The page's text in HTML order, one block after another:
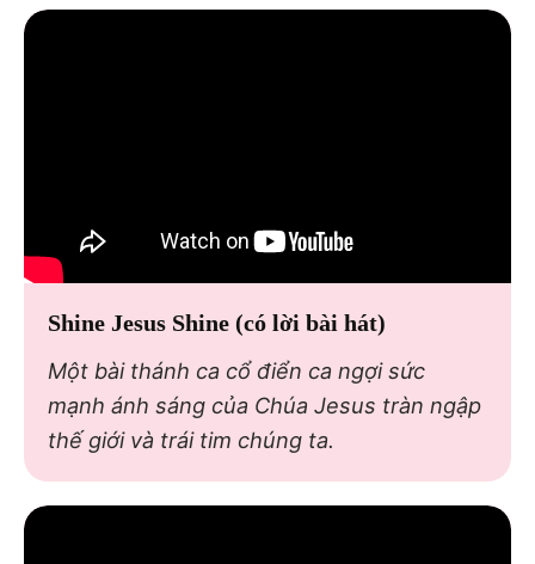
Shine Jesus Shine (có lời bài hát)
Một bài thánh ca cổ điển ca ngợi sức
mạnh ánh sáng của Chúa Jesus tràn ngập
thế giới và trái tim chúng ta.